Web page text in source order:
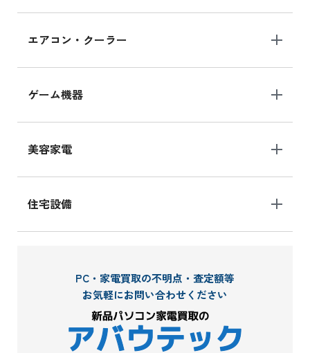
エアコン・クーラー
ゲーム機器
美容家電
住宅設備
PC・家電買取の不明点・査定額等
お気軽にお問い合わせください